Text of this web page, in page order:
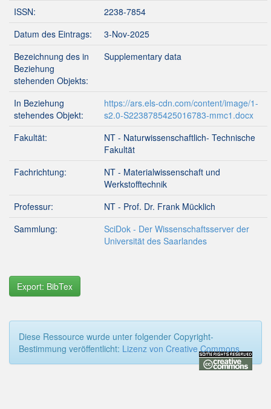
ISSN:
2238-7854
Datum des Eintrags:
3-Nov-2025
Bezeichnung des in
Beziehung
stehenden Objekts:
Supplementary data
In Beziehung
stehendes Objekt:
https://ars.els-cdn.com/content/image/1-
s2.0-S2238785425016783-mmc1.docx
Fakultät:
NT - Naturwissenschaftlich- Technische
Fakultät
Fachrichtung:
NT - Materialwissenschaft und
Werkstofftechnik
Professur:
NT - Prof. Dr. Frank Mücklich
Sammlung:
SciDok - Der Wissenschaftsserver der
Universität des Saarlandes
Export: BibTex
Diese Ressource wurde unter folgender Copyright-
Bestimmung veröffentlicht: Lizenz von Creative Commons